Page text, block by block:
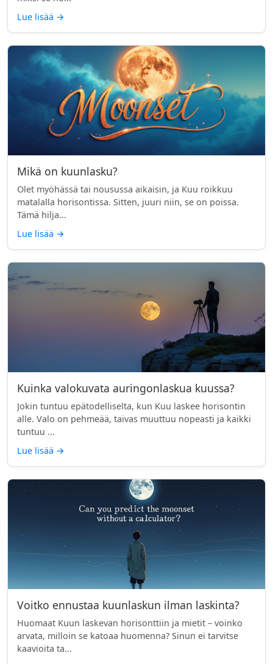
Lue lisää →
Mikä on kuunlasku?
Olet myöhässä tai nousussa aikaisin, ja Kuu roikkuu
matalalla horisontissa. Sitten, juuri niin, se on poissa.
Tämä hilja...
Lue lisää →
Kuinka valokuvata auringonlaskua kuussa?
Jokin tuntuu epätodelliselta, kun Kuu laskee horisontin
alle. Valo on pehmeää, taivas muuttuu nopeasti ja kaikki
tuntuu ...
Lue lisää →
Voitko ennustaa kuunlaskun ilman laskinta?
Huomaat Kuun laskevan horisonttiin ja mietit – voinko
arvata, milloin se katoaa huomenna? Sinun ei tarvitse
kaavioita ta...